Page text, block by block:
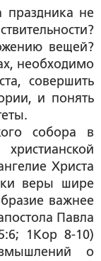
праздника не
вещей?
необходимо
совершить
и понять
собора в
Христа
веры шире
важнее
Павла
1Кор 8-10)
о